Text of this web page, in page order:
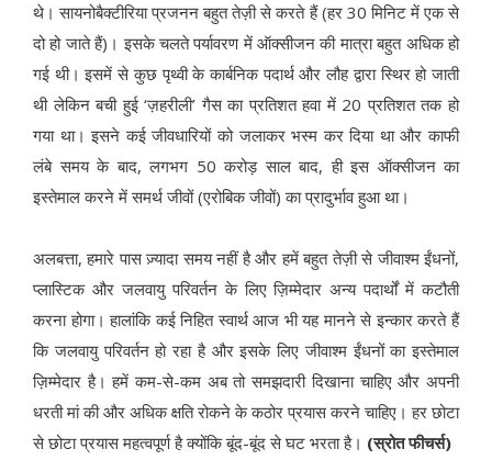
थे। सायनोबैक्टीरिया प्रजनन बहुत तेज़ी से करते हैं (हर 30 मिनिट में एक से
दो हो जाते हैं)। इसके चलते पर्यावरण में ऑक्सीजन की मात्रा बहुत अधिक हो
गई थी। इसमें से कुछ पृथ्वी के कार्बनिक पदार्थ और लौह द्वारा स्थिर हो जाती
थी लेकिन बची हुई ‘ज़हरीली’ गैस का प्रतिशत हवा में 20 प्रतिशत तक हो
गया था। इसने कई जीवधारियों को जलाकर भस्म कर दिया था और काफी
लंबे समय के बाद, लगभग 50 करोड़ साल बाद, ही इस ऑक्सीजन का
इस्तेमाल करने में समर्थ जीवों (एरोबिक जीवों) का प्रादुर्भाव हुआ था।
अलबत्ता, हमारे पास ज़्यादा समय नहीं है और हमें बहुत तेज़ी से जीवाश्म ईंधनों,
प्लास्टिक और जलवायु परिवर्तन के लिए ज़िम्मेदार अन्य पदार्थों में कटौती
करना होगा। हालांकि कई निहित स्वार्थ आज भी यह मानने से इन्कार करते हैं
कि जलवायु परिवर्तन हो रहा है और इसके लिए जीवाश्म ईंधनों का इस्तेमाल
ज़िम्मेदार है। हमें कम-से-कम अब तो समझदारी दिखाना चाहिए और अपनी
धरती मां की और अधिक क्षति रोकने के कठोर प्रयास करने चाहिए। हर छोटा
से छोटा प्रयास महत्वपूर्ण है क्योंकि बूंद-बूंद से घट भरता है। (स्रोत फीचर्स)